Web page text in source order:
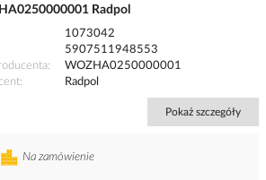
Radpol
1073042
5907511948553
WOZHA0250000001
Radpol
Pokaż szczegóły
Na zamówienie